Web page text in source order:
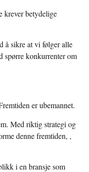
krever betydelige
å sikre at vi følger alle
spørre konkurrenter om
er ubemannet.
Med riktig strategi og
denne fremtiden, ,
i en bransje som